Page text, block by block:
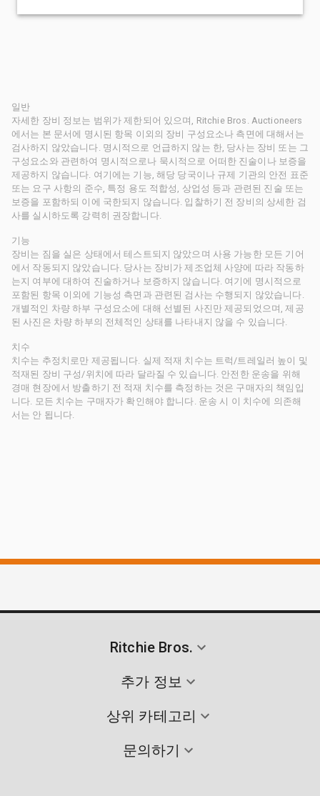
일반
자세한 장비 정보는 범위가 제한되어 있으며, Ritchie Bros. Auctioneers
에서는 본 문서에 명시된 항목 이외의 장비 구성요소나 측면에 대해서는
검사하지 않았습니다. 명시적으로 언급하지 않는 한, 당사는 장비 또는 그
구성요소와 관련하여 명시적으로나 묵시적으로 어떠한 진술이나 보증을
제공하지 않습니다. 여기에는 기능, 해당 당국이나 규제 기관의 안전 표준
또는 요구 사항의 준수, 특정 용도 적합성, 상업성 등과 관련된 진술 또는
보증을 포함하되 이에 국한되지 않습니다. 입찰하기 전 장비의 상세한 검
사를 실시하도록 강력히 권장합니다.
기능
장비는 짐을 실은 상태에서 테스트되지 않았으며 사용 가능한 모든 기어
에서 작동되지 않았습니다. 당사는 장비가 제조업체 사양에 따라 작동하
는지 여부에 대하여 진술하거나 보증하지 않습니다. 여기에 명시적으로
포함된 항목 이외에 기능성 측면과 관련된 검사는 수행되지 않았습니다.
개별적인 차량 하부 구성요소에 대해 선별된 사진만 제공되었으며, 제공
된 사진은 차량 하부의 전체적인 상태를 나타내지 않을 수 있습니다.
치수
치수는 추정치로만 제공됩니다. 실제 적재 치수는 트럭/트레일러 높이 및
적재된 장비 구성/위치에 따라 달라질 수 있습니다. 안전한 운송을 위해
경매 현장에서 방출하기 전 적재 치수를 측정하는 것은 구매자의 책임입
니다. 모든 치수는 구매자가 확인해야 합니다. 운송 시 이 치수에 의존해
서는 안 됩니다.
Ritchie Bros.
추가 정보
상위 카테고리
문의하기